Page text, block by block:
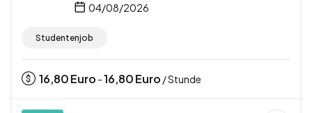
04/08/2026
Studentenjob
16,80Euro -16,80Euro / Stunde